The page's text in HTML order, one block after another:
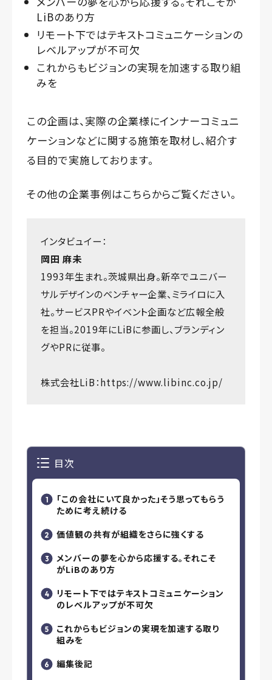
LiBのあり方
リモート下ではテキストコミュニケーションの
レベルアップが不可欠
これからもビジョンの実現を加速する取り組
みを
この企画は、実際の企業様にインナーコミュニ
ケーションなどに関する施策を取材し、紹介す
る目的で実施しております。
その他の企業事例はこちらからご覧ください。
インタビュイー：
岡田 麻未
1993年生まれ。茨城県出身。新卒でユニバー
サルデザインのベンチャー企業、ミライロに入
社。サービスPRやイベント企画など広報全般
を担当。2019年にLiBに参画し、ブランディン
グやPRに従事。
株式会社LiB：https://www.libinc.co.jp/
目次
「この会社にいて良かった」そう思ってもらう
ために考え続ける
価値観の共有が組織をさらに強くする
メンバーの夢を心から応援する。それこそ
がLiBのあり方
リモート下ではテキストコミュニケーション
のレベルアップが不可欠
これからもビジョンの実現を加速する取り
組みを
編集後記